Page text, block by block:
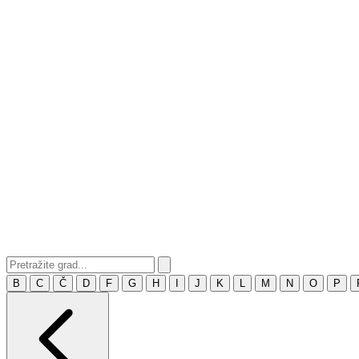
B C Č D F G H J K M N O P